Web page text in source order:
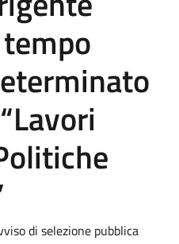
di selezione pubblica